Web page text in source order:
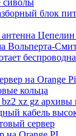
блок
Вольперта-
на Orange
кольца
bz2 xz gz
кабель
сервер